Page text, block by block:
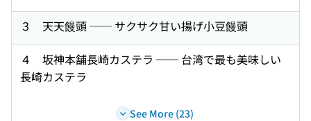
３ 天天饅頭 ── サクサク甘い揚げ小豆饅頭
４ 坂神本舗長崎カステラ ── 台湾で最も美味しい
長崎カステラ
See More (23)